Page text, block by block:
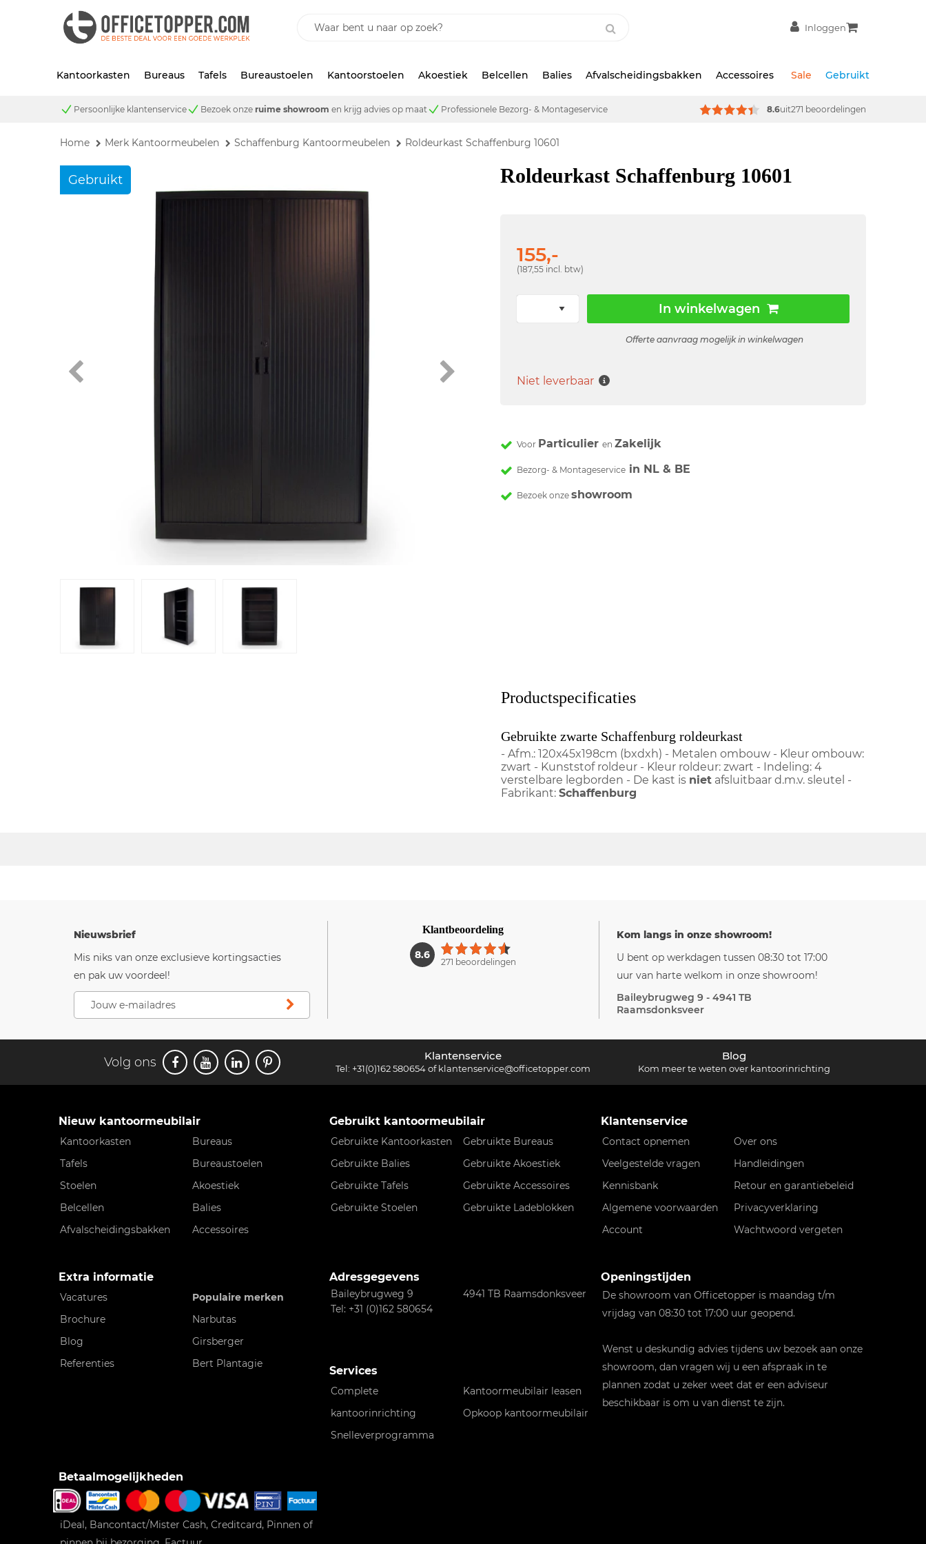
Inloggen
Kantoorkasten Bureaus Tafels Bureaustoelen Kantoorstoelen Akoestiek Belcellen Balies Afvalscheidingsbakken Accessoires Sale Gebruikt
Persoonlijke klantenservice Bezoek onze ruime showroom en krijg advies op maat Professionele Bezorg- & Montageservice 8.6uit271 beoordelingen
Home Merk Kantoormeubelen Schaffenburg Kantoormeubelen Roldeurkast Schaffenburg 10601
Gebruikt Roldeurkast Schaffenburg 10601
155,-
(187,55 incl. btw)
In winkelwagen
Offerte aanvraag mogelijk in winkelwagen
Niet leverbaar
Voor ParticulierenZakelijk
Bezorg- & Montageservice in NL & BE
Bezoek onzeshowroom
Productspecificaties
Gebruikte zwarte Schaffenburg roldeurkast
- Afm.: 120x45x198cm (bxdxh) - Metalen ombouw - Kleur ombouw:
zwart - Kunststof roldeur - Kleur roldeur: zwart - Indeling: 4
verstelbare legborden - De kast is niet afsluitbaar d.m.v. sleutel -
Fabrikant: Schaffenburg
Nieuwsbrief
Mis niks van onze exclusieve kortingsacties
en pak uw voordeel!
Klantbeoordeling
8.6 1
271 beoordelingen
Kom langs in onze showroom!
U bent op werkdagen tussen 08:30 tot 17:00
uur van harte welkom in onze showroom!
Baileybrugweg 9 - 4941 TB
Raamsdonksveer
Volg ons Klantenservice
Tel: +31(0)162 580654ofklantenservice@officetopper.com
Blog
Kom meer te weten over kantoorinrichting
Nieuw kantoormeubilair
Kantoorkasten
Bureaus
Tafels
Bureaustoelen
Stoelen
Akoestiek
Belcellen
Balies
Afvalscheidingsbakken
Accessoires
Extra informatie
Vacatures
Populaire merken
Brochure
Narbutas
Blog
Girsberger
Referenties
Bert Plantagie
Betaalmogelijkheden
iDeal, Bancontact/Mister Cash, Creditcard, Pinnen of
Gebruikt kantoormeubilair
Gebruikte Kantoorkasten
Gebruikte Bureaus
Gebruikte Balies
Gebruikte Akoestiek
Gebruikte Tafels
Gebruikte Accessoires
Gebruikte Stoelen
Gebruikte Ladeblokken
Adresgegevens
Baileybrugweg 9
4941 TB Raamsdonksveer
Tel: +31 (0)162 580654
Services
Complete
kantoorinrichting
Kantoormeubilair leasen
Opkoop kantoormeubilair
Snelleverprogramma
Klantenservice
Contact opnemen
Over ons
Veelgestelde vragen
Handleidingen
Kennisbank
Retour en garantiebeleid
Algemene voorwaarden
Privacyverklaring
Account
Wachtwoord vergeten
Openingstijden
De showroom van Officetopper is maandag t/m
vrijdag van 08:30 tot 17:00 uur geopend.
Wenst u deskundig advies tijdens uw bezoek aan onze
showroom, dan vragen wij u een afspraak in te
plannen zodat u zeker weet dat er een adviseur
beschikbaar is om u van dienst te zijn.